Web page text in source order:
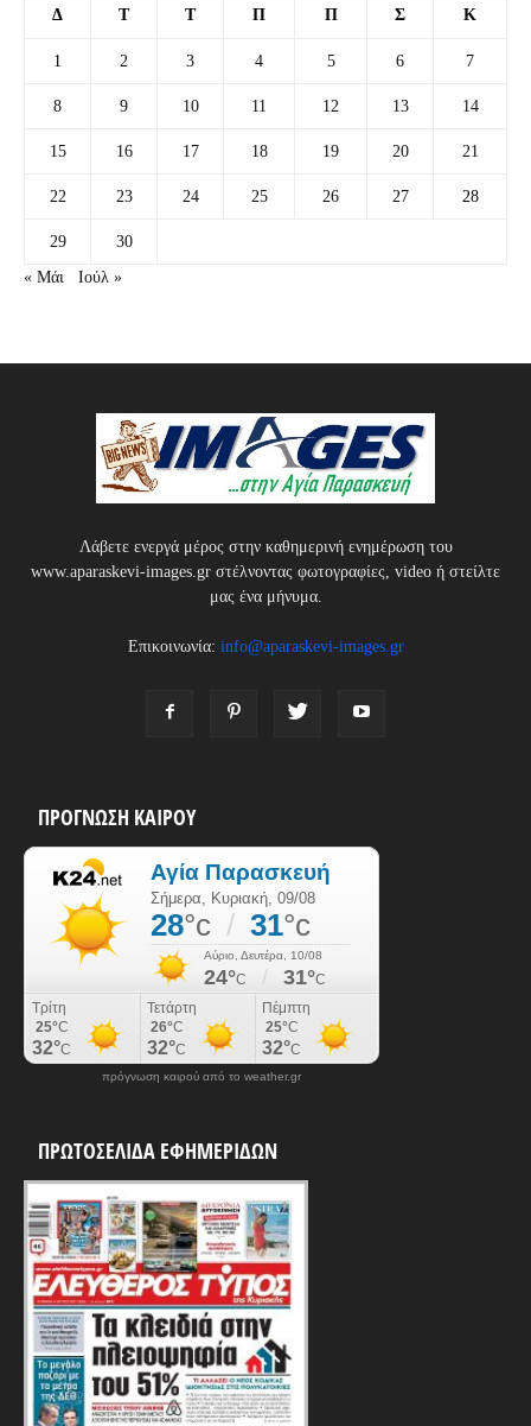
Δ Τ Τ Π Π Σ Κ
1 2 3 4 5 6 7
8 9 10 11 12 13 14
15 16 17 18 19 20 21
22 23 24 25 26 27 28
29
30
« Μάι
Ιούλ »
Λάβετε ενεργά μέρος στην καθημερινή ενημέρωση του
www.aparaskevi-images.gr στέλνοντας φωτογραφίες, video ή στείλτε
μας ένα μήνυμα.
Επικοινωνία: info@aparaskevi-images.gr
ΠΡΟΓΝΩΣΗ ΚΑΙΡΟΥ
πρόγνωση καιρού από το weather.gr
ΠΡΩΤΟΣΕΛΙΔΑ ΕΦΗΜΕΡΙΔΩΝ